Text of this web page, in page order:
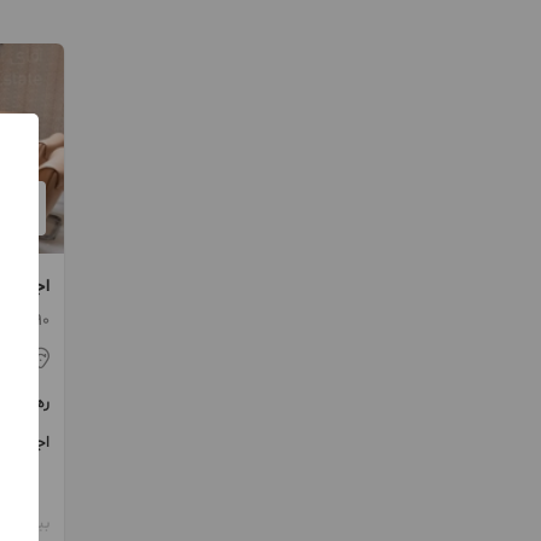
اجاره 190 متر اداری دولت
190 متر / 3 اتاق / ساخت 1401
رهن
اجاره
بیش از 12 ماه پیش